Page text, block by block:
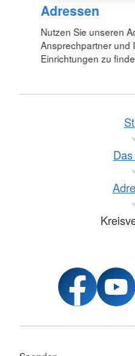
Adressen
Nutzen Sie unseren
Ansprechpartner und
Einrichtungen zu